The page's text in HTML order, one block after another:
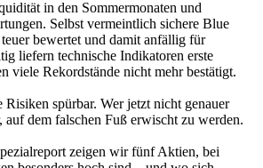
in den Sommermonaten und
Selbst vermeintlich sichere Blue
bewertet und damit anfällig für
liefern technische Indikatoren erste
viele Rekordstände nicht mehr bestätigt.
Risiken spürbar. Wer jetzt nicht genauer
auf dem falschen Fuß erwischt zu werden.
zeigen wir fünf Aktien, bei